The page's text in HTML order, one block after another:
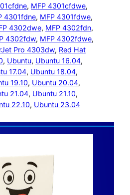
, MFP 4301cfdwe
4301fdne, MFP 4301fdwe
4302dwe, MFP 4302fdn
4302fdw, MFP 4302fdwe
Pro 4303dw, Red Hat
, Ubuntu, Ubuntu 16.04
17.04, Ubuntu 18.04
19.10, Ubuntu 20.04
21.04, Ubuntu 21.10
22.10, Ubuntu 23.04